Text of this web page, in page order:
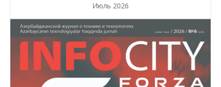
Июль 2026